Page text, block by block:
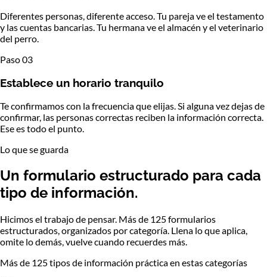
Diferentes personas, diferente acceso. Tu pareja ve el testamento
y las cuentas bancarias. Tu hermana ve el almacén y el veterinario
del perro.
Paso 03
Establece un horario tranquilo
Te confirmamos con la frecuencia que elijas. Si alguna vez dejas de
confirmar, las personas correctas reciben la información correcta.
Ese es todo el punto.
Lo que se guarda
Un formulario estructurado para cada
tipo de información.
Hicimos el trabajo de pensar. Más de 125 formularios
estructurados, organizados por categoría. Llena lo que aplica,
omite lo demás, vuelve cuando recuerdes más.
Más de 125 tipos de información práctica en estas categorías